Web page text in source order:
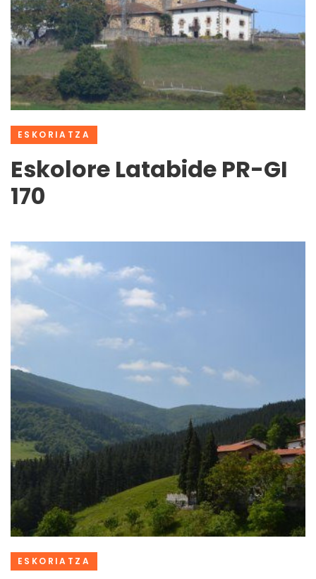
ESKORIATZA
Eskolore Latabide PR-GI
170
ESKORIATZA